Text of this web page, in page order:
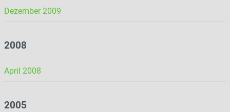
Dezember 2009
2008
April 2008
2005